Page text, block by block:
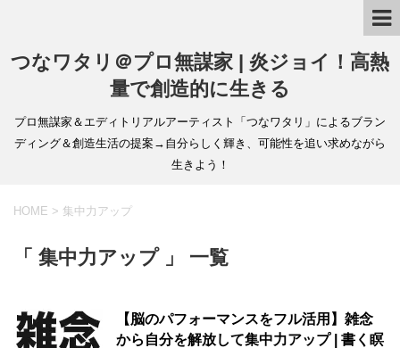
つなワタリ＠プロ無謀家 | 炎ジョイ！高熱
量で創造的に生きる
プロ無謀家＆エディトリアルアーティスト「つなワタリ」によるブラン
ディング＆創造生活の提案→自分らしく輝き、可能性を追い求めながら
生きよう！
HOME > 集中力アップ
「 集中力アップ 」 一覧
【脳のパフォーマンスをフル活用】雑念
から自分を解放して集中力アップ | 書く瞑